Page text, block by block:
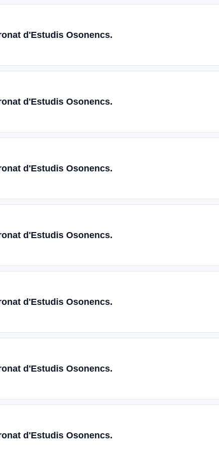
d'Estudis Osonencs.
d'Estudis Osonencs.
d'Estudis Osonencs.
d'Estudis Osonencs.
d'Estudis Osonencs.
d'Estudis Osonencs.
d'Estudis Osonencs.